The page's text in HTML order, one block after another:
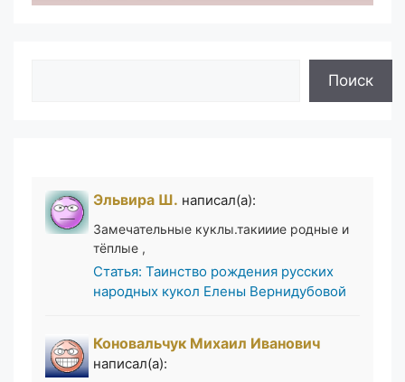
Поиск
Эльвира Ш. написал(а):
Замечательные куклы.такииие родные и
тёплые ,
Статья: Таинство рождения русских
народных кукол Елены Вернидубовой
Коновальчук Михаил Иванович
написал(а):